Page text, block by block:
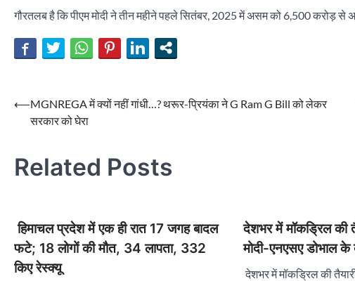
गौरतलब है कि पीएम मोदी ने तीन महीने पहले सितंबर, 2025 में असम को 6,500 करोड़ से
Post
navigation
⟵MGNREGA में क्यों नहीं गांधी…? थरूर-प्रियंका ने G Ram G Bill को लेकर
सरकार को घेरा
Related Posts
हिमाचल प्रदेश में एक ही रात 17 जगह बादल
फटे; 18 लोगों की मौत, 34 लापता, 332
किए रेस्क्यू
देशभर में मॉकड्रिल की
मोदी-एनएसए डोभाल
देशभर में मॉकड्रिल की